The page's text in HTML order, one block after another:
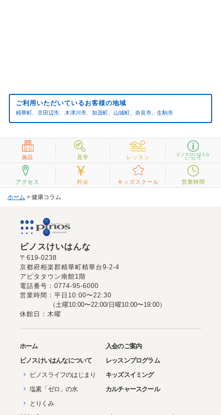
ご利用いただいているお客様の地域
精華町、京田辺市、木津川市、加茂町、山城町、奈良市、生駒市
施設 見学 レッスン ピノスけいはんな
について
アクセス 料金 キッズスクール 営業時間
ホーム > 健康コラム
ピノスけいはんな
〒619-0238
京都府相楽郡精華町精華台9-2-4
アピタタウン南館1階
電話番号：0774-95-6000
営業時間：平日10:00〜22:30
（土曜10:00〜22:00/日曜10:00〜19:00）
休館日：木曜
ホーム
ピノスけいはんなについて
ピノスライフのはじまり
塩素「ゼロ」の水
とりくみ
入会のご案内
レッスンプログラム
キッズスイミング
カルチャースクール